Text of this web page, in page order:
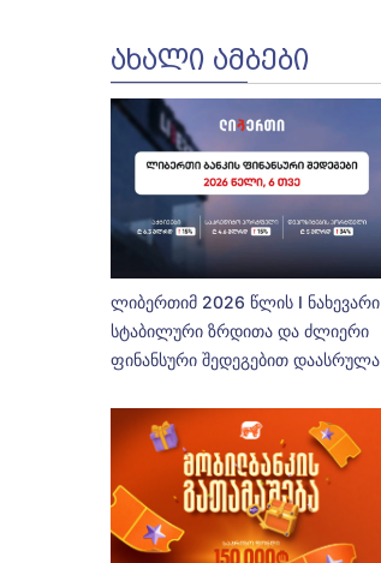
ᲐᲮᲐᲚᲘ ᲐᲛᲑᲔᲑᲘ
ლიბერთიმ 2026 წლის I ნახევარი
სტაბილური ზრდითა და ძლიერი
ფინანსური შედეგებით დაასრულა